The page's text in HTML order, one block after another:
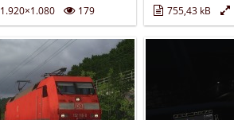
1.920×1.080 179 755,43 kB